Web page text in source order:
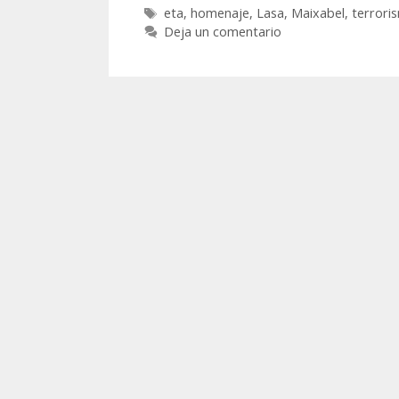
Etiquetas
eta, homenaje, Lasa, Maixabel,
Deja un comentario